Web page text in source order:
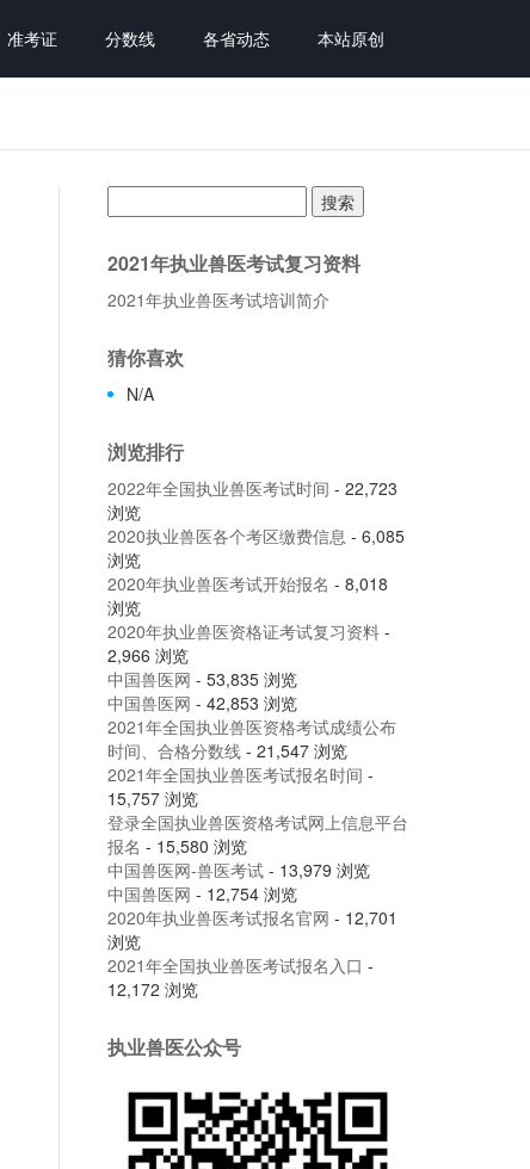
准考证 分数线 各省动态 本站原创
索：
2021年执业兽医考试复习资料
2021年执业兽医考试培训简介
猜你喜欢
N/A
浏览排行
2022年全国执业兽医考试时间 - 22,723
浏览
2020执业兽医各个考区缴费信息 - 6,085
浏览
2020年执业兽医考试开始报名 - 8,018
浏览
2020年执业兽医资格证考试复习资料-
2,966 浏览
中国兽医网 - 53,835 浏览
中国兽医网 - 42,853 浏览
2021年全国执业兽医资格考试成绩公布
时间、合格分数线- 21,547 浏览
2021年全国执业兽医考试报名时间 -
15,757 浏览
登录全国执业兽医资格考试网上信息平台
报名 - 15,580 浏览
中国兽医网-兽医考试- 13,979 浏览
中国兽医网 - 12,754 浏览
2020年执业兽医考试报名官网 - 12,701
浏览
2021年全国执业兽医考试报名入口 -
12,172 浏览
执业兽医公众号